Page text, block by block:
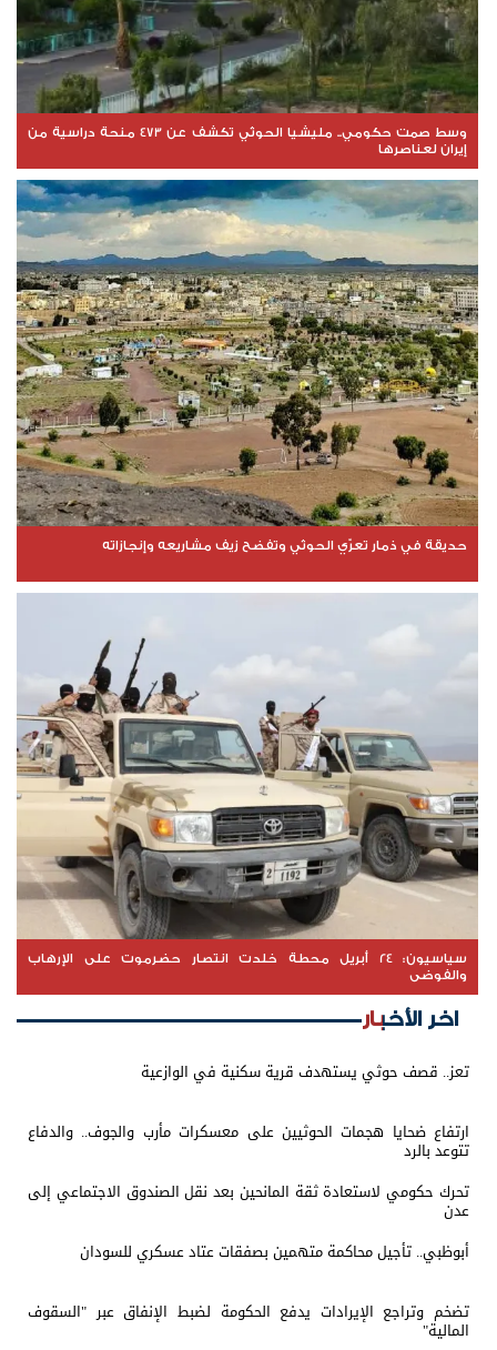
وسط صمت حكومي.. مليشيا الحوثي تكشف عن 473 منحة دراسية من
إيران لعناصرها
حديقة في ذمار تعرّي الحوثي وتفضح زيف مشاريعه وإنجازاته
سياسيون: 24 أبريل محطة خلدت انتصار حضرموت على الإرهاب
والفوضى
اخر الأخبار
تعز.. قصف حوثي يستهدف قرية سكنية في الوازعية
ارتفاع ضحايا هجمات الحوثيين على معسكرات مأرب والجوف.. والدفاع
تتوعد بالرد
تحرك حكومي لاستعادة ثقة المانحين بعد نقل الصندوق الاجتماعي إلى
عدن
أبوظبي.. تأجيل محاكمة متهمين بصفقات عتاد عسكري للسودان
تضخم وتراجع الإيرادات يدفع الحكومة لضبط الإنفاق عبر "السقوف
المالية"